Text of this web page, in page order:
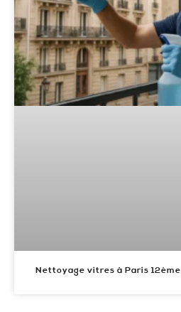
Nettoyage vitres à Paris 12ème